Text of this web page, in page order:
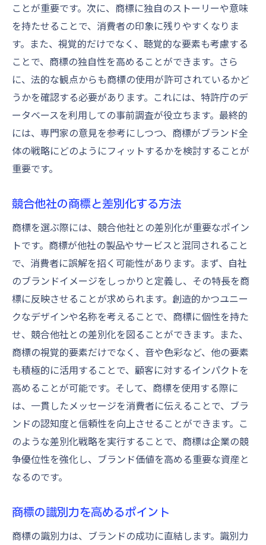
ことが重要です。次に、商標に独自のストーリーや意味
を持たせることで、消費者の印象に残りやすくなりま
す。また、視覚的だけでなく、聴覚的な要素も考慮する
ことで、商標の独自性を高めることができます。さら
に、法的な観点からも商標の使用が許可されているかど
うかを確認する必要があります。これには、特許庁のデ
ータベースを利用しての事前調査が役立ちます。最終的
には、専門家の意見を参考にしつつ、商標がブランド全
体の戦略にどのようにフィットするかを検討することが
重要です。
競合他社の商標と差別化する方法
商標を選ぶ際には、競合他社との差別化が重要なポイン
トです。商標が他社の製品やサービスと混同されること
で、消費者に誤解を招く可能性があります。まず、自社
のブランドイメージをしっかりと定義し、その特長を商
標に反映させることが求められます。創造的かつユニー
クなデザインや名称を考えることで、商標に個性を持た
せ、競合他社との差別化を図ることができます。また、
商標の視覚的要素だけでなく、音や色彩など、他の要素
も積極的に活用することで、顧客に対するインパクトを
高めることが可能です。そして、商標を使用する際に
は、一貫したメッセージを消費者に伝えることで、ブラ
ンドの認知度と信頼性を向上させることができます。こ
のような差別化戦略を実行することで、商標は企業の競
争優位性を強化し、ブランド価値を高める重要な資産と
なるのです。
商標の識別力を高めるポイント
商標の識別力は、ブランドの成功に直結します。識別力